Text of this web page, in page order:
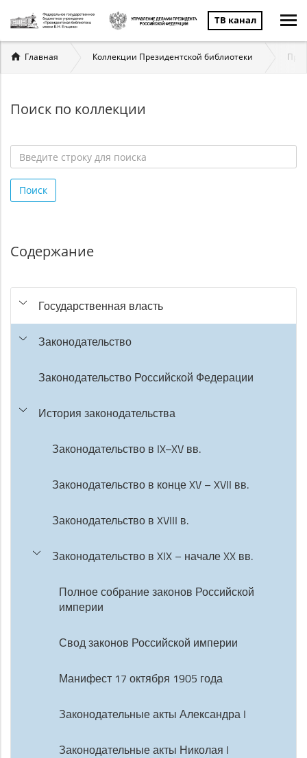
ТВ канал
Вы
здесь
Главная Коллекции Президентской библиотеки
Поиск по коллекции
строку
для
Поиск
Содержание
Государственная власть
Законодательство
Законодательство Российской Федерации
История законодательства
Законодательство в IX–XV вв.
Законодательство в конце XV – XVII вв.
Законодательство в XVIII в.
Законодательство в XIX – начале XX вв.
Полное собрание законов Российской
империи
Свод законов Российской империи
Манифест 17 октября 1905 года
Законодательные акты Александра I
Законодательные акты Николая I